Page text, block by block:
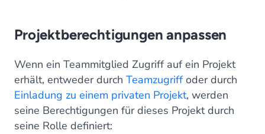
Projektberechtigungen anpassen
Wenn ein Teammitglied Zugriff auf ein Projekt
erhält, entweder durch Teamzugriffoder durch
Einladung zu einem privaten Projekt, werden
seine Berechtigungen für dieses Projekt durch
seine Rolle definiert: